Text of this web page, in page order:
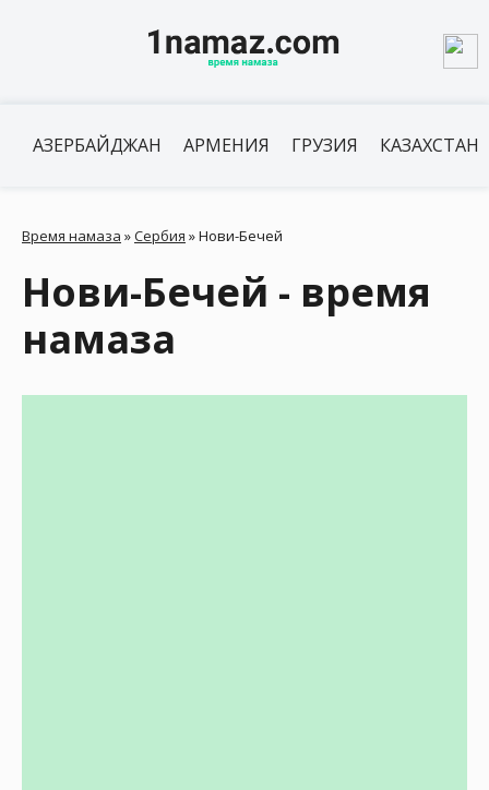
АЗЕРБАЙДЖАН АРМЕНИЯ ГРУЗИЯ КАЗАХСТАН
Время намаза »Сербия »Нови-Бечей
Нови-Бечей - время
намаза